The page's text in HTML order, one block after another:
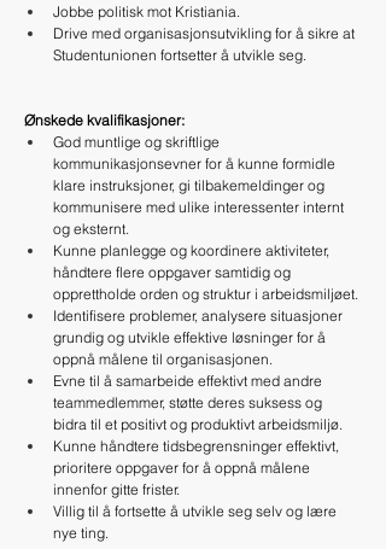
Jobbe politisk mot Kristiania.
Drive med organisasjonsutvikling for å sikre at
Studentunionen fortsetter å utvikle seg.
Ønskede kvalifikasjoner:
God muntlige og skriftlige
kommunikasjonsevner for å kunne formidle
klare instruksjoner, gi tilbakemeldinger og
kommunisere med ulike interessenter internt
og eksternt.
Kunne planlegge og koordinere aktiviteter,
håndtere flere oppgaver samtidig og
opprettholde orden og struktur i arbeidsmiljøet.
Identifisere problemer, analysere situasjoner
grundig og utvikle effektive løsninger for å
oppnå målene til organisasjonen.
Evne til å samarbeide effektivt med andre
teammedlemmer, støtte deres suksess og
bidra til et positivt og produktivt arbeidsmiljø.
Kunne håndtere tidsbegrensninger effektivt,
prioritere oppgaver for å oppnå målene
innenfor gitte frister.
Villig til å fortsette å utvikle seg selv og lære
nye ting.